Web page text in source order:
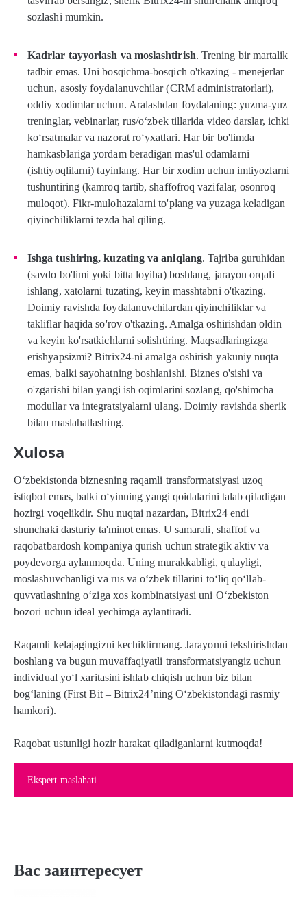
sozlashi mumkin.
Kadrlar tayyorlash va moslashtirish. Trening bir martalik
tadbir emas. Uni bosqichma-bosqich o'tkazing - menejerlar
uchun, asosiy foydalanuvchilar (CRM administratorlari),
oddiy xodimlar uchun. Aralashdan foydalaning: yuzma-yuz
treninglar, vebinarlar, rus/o‘zbek tillarida video darslar, ichki
ko‘rsatmalar va nazorat ro‘yxatlari. Har bir bo'limda
hamkasblariga yordam beradigan mas'ul odamlarni
(ishtiyoqlilarni) tayinlang. Har bir xodim uchun imtiyozlarni
tushuntiring (kamroq tartib, shaffofroq vazifalar, osonroq
muloqot). Fikr-mulohazalarni to'plang va yuzaga keladigan
qiyinchiliklarni tezda hal qiling.
Ishga tushiring, kuzating va aniqlang. Tajriba guruhidan
(savdo bo'limi yoki bitta loyiha) boshlang, jarayon orqali
ishlang, xatolarni tuzating, keyin masshtabni o'tkazing.
Doimiy ravishda foydalanuvchilardan qiyinchiliklar va
takliflar haqida so'rov o'tkazing. Amalga oshirishdan oldin
va keyin ko'rsatkichlarni solishtiring. Maqsadlaringizga
erishyapsizmi? Bitrix24-ni amalga oshirish yakuniy nuqta
emas, balki sayohatning boshlanishi. Biznes o'sishi va
o'zgarishi bilan yangi ish oqimlarini sozlang, qo'shimcha
modullar va integratsiyalarni ulang. Doimiy ravishda sherik
bilan maslahatlashing.
Xulosa
O‘zbekistonda biznesning raqamli transformatsiyasi uzoq
istiqbol emas, balki o‘yinning yangi qoidalarini talab qiladigan
hozirgi voqelikdir. Shu nuqtai nazardan, Bitrix24 endi
shunchaki dasturiy ta'minot emas. U samarali, shaffof va
raqobatbardosh kompaniya qurish uchun strategik aktiv va
poydevorga aylanmoqda. Uning murakkabligi, qulayligi,
moslashuvchanligi va rus va o‘zbek tillarini to‘liq qo‘llab-
quvvatlashning o‘ziga xos kombinatsiyasi uni O‘zbekiston
bozori uchun ideal yechimga aylantiradi.
Raqamli kelajagingizni kechiktirmang. Jarayonni tekshirishdan
boshlang va bugun muvaffaqiyatli transformatsiyangiz uchun
individual yo‘l xaritasini ishlab chiqish uchun biz bilan
bog‘laning (First Bit – Bitrix24’ning O‘zbekistondagi rasmiy
hamkori).
Raqobat ustunligi hozir harakat qiladiganlarni kutmoqda!
Ekspert maslahati
Вас заинтересует